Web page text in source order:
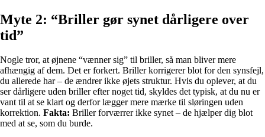
Myte 2: “Briller gør synet dårligere over
tid”
Nogle tror, at øjnene “vænner sig” til briller, så man bliver mere
afhængig af dem. Det er forkert. Briller korrigerer blot for den synsfejl,
du allerede har – de ændrer ikke øjets struktur. Hvis du oplever, at du
ser dårligere uden briller efter noget tid, skyldes det typisk, at du nu er
vant til at se klart og derfor lægger mere mærke til sløringen uden
korrektion. Fakta: Briller forværrer ikke synet – de hjælper dig blot
med at se, som du burde.